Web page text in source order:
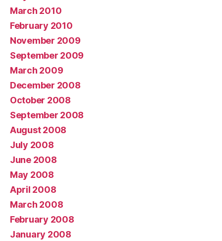
March 2010
February 2010
November 2009
September 2009
March 2009
December 2008
October 2008
September 2008
August 2008
July 2008
June 2008
May 2008
April 2008
March 2008
February 2008
January 2008